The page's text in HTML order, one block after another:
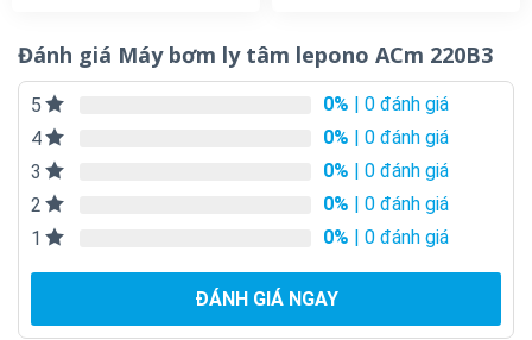
Đánh giá Máy bơm ly tâm lepono ACm 220B3
5 0% | 0 đánh giá
4
0% | 0 đánh giá
3
0% | 0 đánh giá
2
0% | 0 đánh giá
1
0% | 0 đánh giá
ĐÁNH GIÁ NGAY